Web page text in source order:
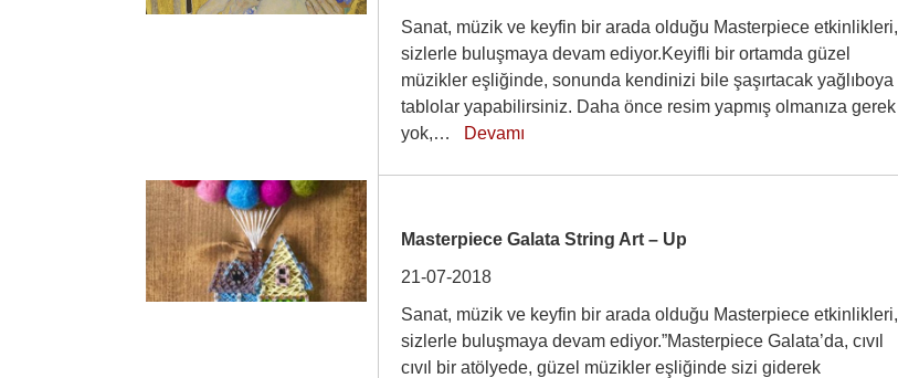
Sanat, müzik ve keyfin bir arada olduğu Masterpiece etkinlikleri,
sizlerle buluşmaya devam ediyor.Keyifli bir ortamda güzel
müzikler eşliğinde, sonunda kendinizi bile şaşırtacak yağlıboya
tablolar yapabilirsiniz. Daha önce resim yapmış olmanıza gerek
yok,…
Devamı
Masterpiece Galata String Art – Up
21-07-2018
Sanat, müzik ve keyfin bir arada olduğu Masterpiece etkinlikleri,
sizlerle buluşmaya devam ediyor.”Masterpiece Galata’da, cıvıl
cıvıl bir atölyede, güzel müzikler eşliğinde sizi giderek